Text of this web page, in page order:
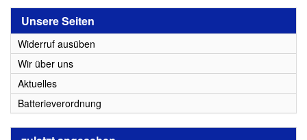
Unsere Seiten
Widerruf ausüben
Wir über uns
Aktuelles
Batterieverordnung